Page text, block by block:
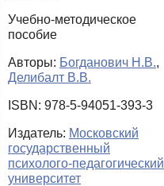
Учебно-методическое
пособие
Авторы: Богданович Н.В.,
Делибалт В.В.
ISBN: 978-5-94051-393-3
Издатель: Московский
государственный
психолого-педагогический
университет